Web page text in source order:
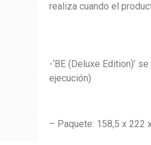
realiza cuando el
-‘BE (Deluxe Edition)’
ejecución)
– Paquete: 158,5 x 222